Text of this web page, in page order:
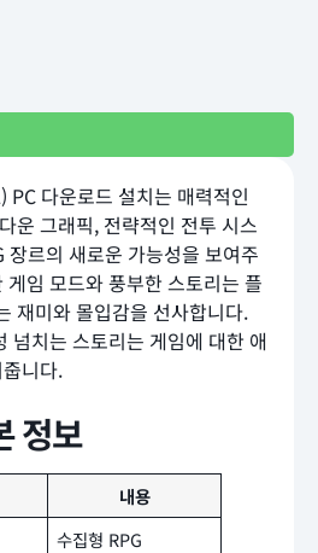
PC 다운로드 설치는 매력적인
운 그래픽, 전략적인 전투 시스
장르의 새로운 가능성을 보여주
임 모드와 풍부한 스토리는 플
재미와 몰입감을 선사합니다.
넘치는 스토리는 게임에 대한 애
니다.
정보
내용
수집형 RPG